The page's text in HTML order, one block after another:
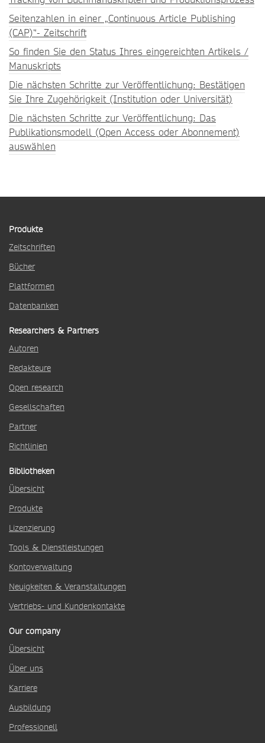
Seitenzahlen in einer „Continuous Article Publishing
(CAP)“- Zeitschrift
So finden Sie den Status Ihres eingereichten Artikels /
Manuskripts
Die nächsten Schritte zur Veröffentlichung: Bestätigen
Sie Ihre Zugehörigkeit (Institution oder Universität)
Die nächsten Schritte zur Veröffentlichung: Das
Publikationsmodell (Open Access oder Abonnement)
auswählen
Produkte
Zeitschriften
Bücher
Plattformen
Datenbanken
Researchers & Partners
Autoren
Redakteure
Open research
Gesellschaften
Partner
Richtlinien
Bibliotheken
Übersicht
Produkte
Lizenzierung
Tools & Dienstleistungen
Kontoverwaltung
Neuigkeiten & Veranstaltungen
Vertriebs- und Kundenkontakte
Our company
Übersicht
Über uns
Karriere
Ausbildung
Professionell